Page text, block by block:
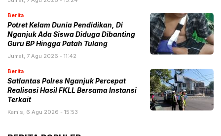
Berita
Potret Kelam Dunia Pendidikan, Di
Nganjuk Ada Siswa Diduga Dibanting
Guru BP Hingga Patah Tulang
Jumat, 7 Agu 2026 - 11:42
Berita
Satlantas Polres Nganjuk Percepat
Realisasi Hasil FKLL Bersama Instansi
Terkait
Kamis, 6 Agu 2026 - 15:53